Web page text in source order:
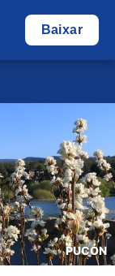
Baixar
PUCÓN